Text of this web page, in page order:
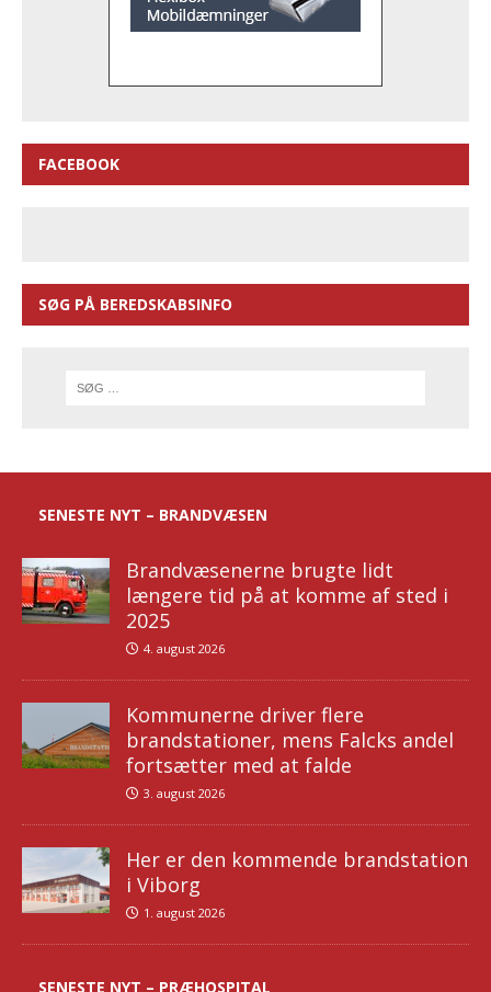
FACEBOOK
SØG PÅ BEREDSKABSINFO
SENESTE NYT – BRANDVÆSEN
Brandvæsenerne brugte lidt
længere tid på at komme af sted i
2025
4. august 2026
Kommunerne driver flere
brandstationer, mens Falcks andel
fortsætter med at falde
3. august 2026
Her er den kommende brandstation
i Viborg
1. august 2026
SENESTE NYT – PRÆHOSPITAL